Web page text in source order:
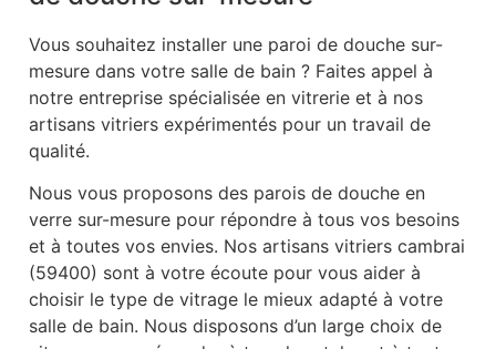
Vous souhaitez installer une paroi de douche sur-
mesure dans votre salle de bain ? Faites appel à
notre entreprise spécialisée en vitrerie et à nos
artisans vitriers expérimentés pour un travail de
qualité.
Nous vous proposons des parois de douche en
verre sur-mesure pour répondre à tous vos besoins
et à toutes vos envies. Nos artisans vitriers cambrai
(59400) sont à votre écoute pour vous aider à
choisir le type de vitrage le mieux adapté à votre
salle de bain. Nous disposons d’un large choix de